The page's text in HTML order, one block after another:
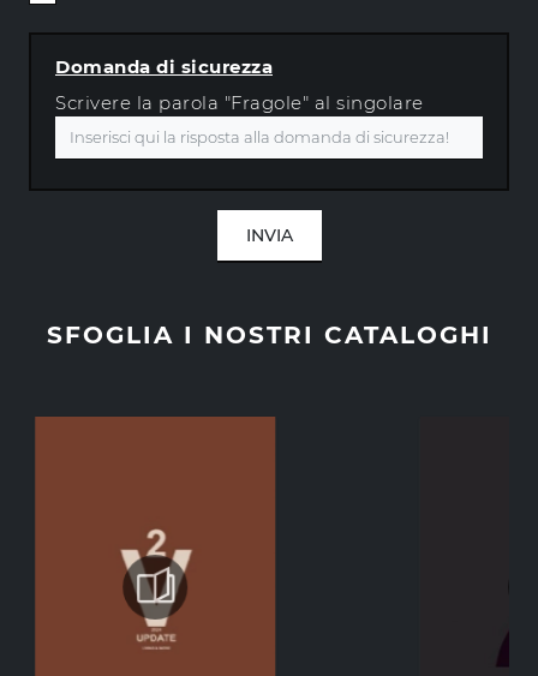
SFOGLIA I NOSTRI CATALOGHI
Domanda di sicurezza
Scrivere la parola "Fragole" al singolare
INVIA